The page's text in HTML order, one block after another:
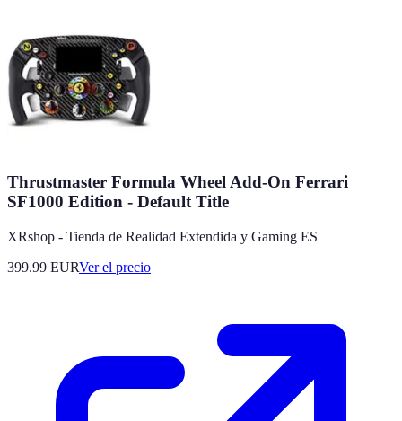
Thrustmaster Formula Wheel Add-On Ferrari
SF1000 Edition - Default Title
XRshop - Tienda de Realidad Extendida y Gaming ES
399.99 EURVer el precio